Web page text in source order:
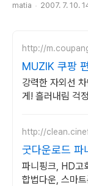
matia 2007. 7. 10.
http://
MUZIK 쿠팡
강력한 자외선
게! 흘러내림 걱
http://
굿다운로드 파
파니핑크, HD고
합법다운, 스마